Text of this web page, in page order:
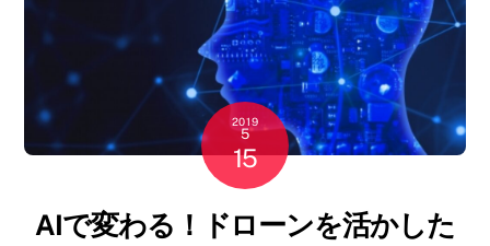
2019
5
15
AIで変わる！ドローンを活かした